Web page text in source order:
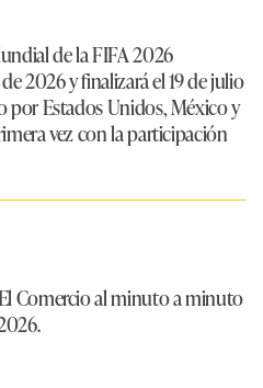
de la FIFA 2026
2026 y finalizará el 19 de julio
por Estados Unidos, México y
vez con la participación
Comercio al minuto a minuto